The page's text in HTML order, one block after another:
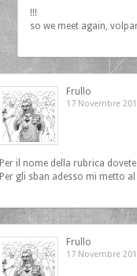
!!!
so we meet again,
Frullo
17 Novembre
Per il nome della rubrica
Per gli sban adesso mi metto
Frullo
17 Novembre